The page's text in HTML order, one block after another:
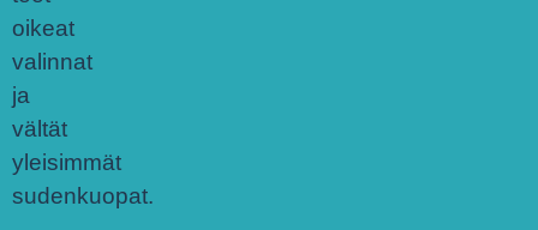
oikeat
valinnat
ja
vältät
yleisimmät
sudenkuopat.